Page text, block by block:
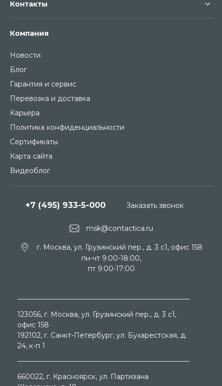
Компания
Новости
Блог
Гарантия и сервис
Перевозка и доставка
Карьера
Политика конфиденциальности
Сертификаты
Карта сайта
Видеоблог
Контакты
msk@contactica.ru
+7 (495) 933-5-000
г. Москва, ул. Грузинский пер., д. 3 c1, офис 158
пн-чт 9:00-18:00,
пт 9:00-17:00
Заказать звонок
123056, г. Москва, ул. Грузинский пер., д. 3 c1,
офис 158
192102, г. Санкт-Петербург, ул. Бухарестская, д.
24, к-п 1
660022, г. Красноярск, ул. Партизана